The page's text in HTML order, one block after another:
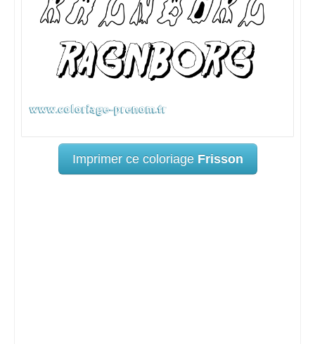
Imprimer ce coloriage Frisson